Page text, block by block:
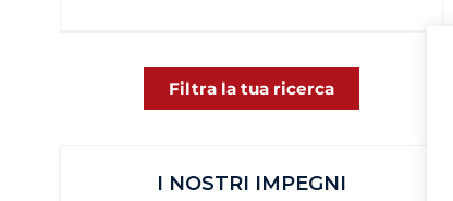
Biograd
Cherso
Filtra la tua ricerca
I NOSTRI IMPEGNI